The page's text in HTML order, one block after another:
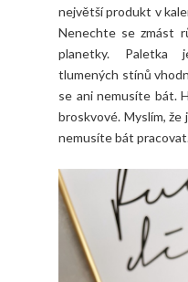
největší produkt v
Nenechte se zmást
planetky. Paletka
tlumených stínů
se ani nemusíte bát.
broskvové. Myslím,
nemusíte bát